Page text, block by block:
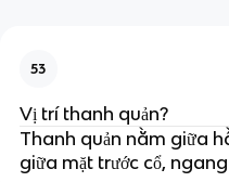
53
Vị trí thanh quản?
Thanh quản nằm giữa
giữa mặt trước cổ,